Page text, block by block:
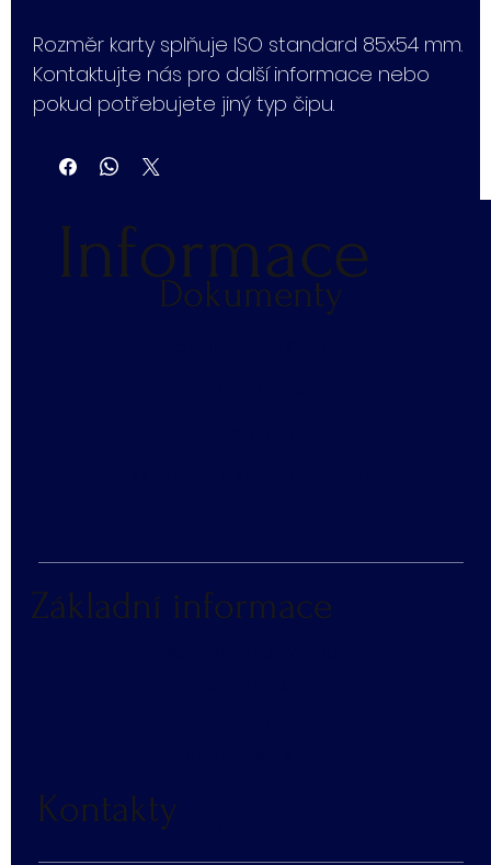
Rozměr karty splňuje ISO standard 85x54 mm.
Kontaktujte nás pro další informace nebo
pokud potřebujete jiný typ čipu.
Kontakty
Dokumenty
Informace
Základní informace